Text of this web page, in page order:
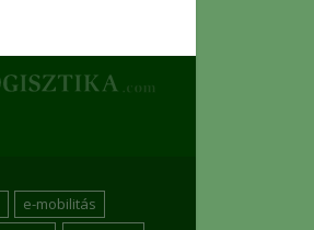
e-mobilitás